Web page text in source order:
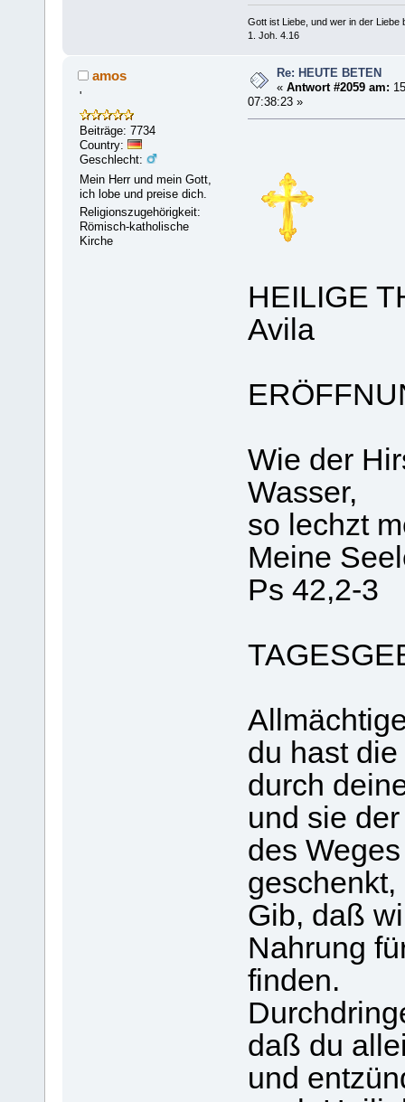
Gott ist Liebe, und wer in der Liebe
1. Joh. 4.16
amos
'
Beiträge: 7734
Country:
Geschlecht:
Mein Herr und mein Gott,
ich lobe und preise dich.
Religionszugehörigkeit:
Römisch-katholische
Kirche
Re: HEUTE BETEN
«Antwort #2059 am:
07:38:23 »
HEILIGE
Avila
Wie der
Wasser,
so lechzt
Meine
Ps 42,2-3
du hast
durch
und sie
des
geschenkt,
Gib, daß
Nahrung
finden.
daß du
und